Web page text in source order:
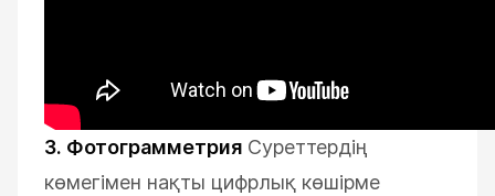
3. Фотограмметрия Суреттердің
көмегімен нақты цифрлық көшірме